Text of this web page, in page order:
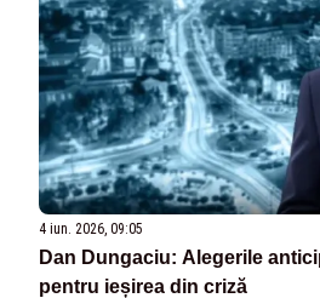
4 iun. 2026, 09:05
Dan Dungaciu: Alegerile
pentru ieșirea din criză